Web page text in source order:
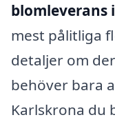
blomleverans
mest pålitliga
detaljer om
behöver bara
Karlskrona du